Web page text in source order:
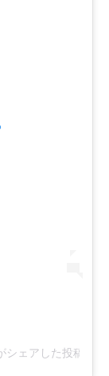
ェアした投稿